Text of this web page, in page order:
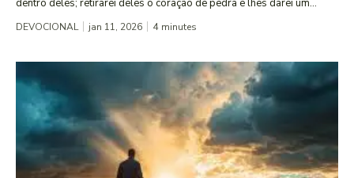
dentro deles; retirarei deles o coração de pedra e lhes darei um...
DEVOCIONAL jan 11, 2026 4 minutes